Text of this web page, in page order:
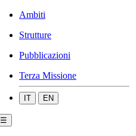
Ambiti
Strutture
Pubblicazioni
Terza Missione
IT EN
☰